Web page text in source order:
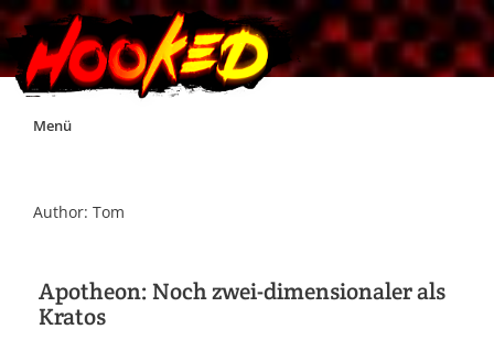
Skip
Menü
Impressum
Author: Tom
Apotheon: Noch zwei-dimensionaler als
Kratos